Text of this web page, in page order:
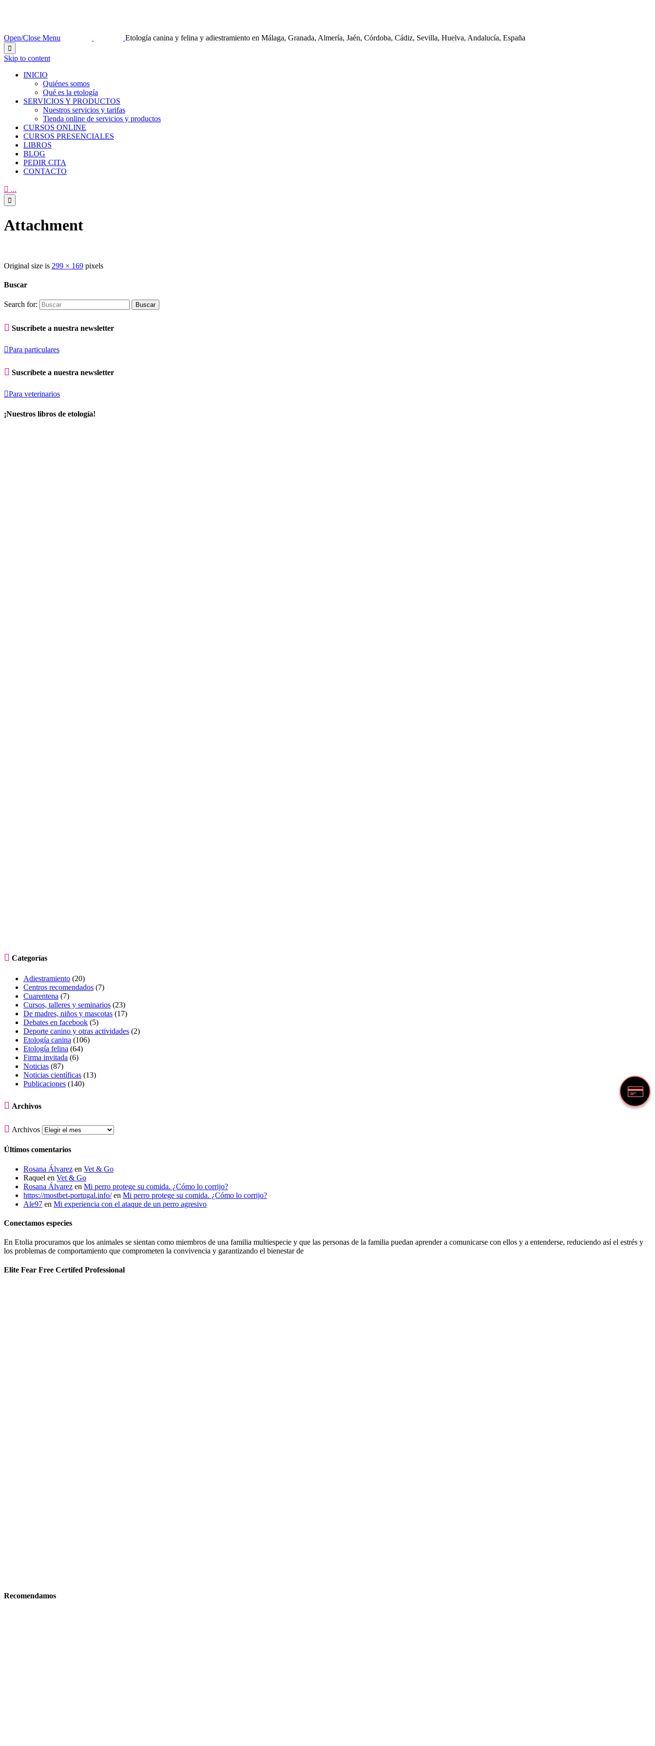
Open/Close Menu Etología canina y felina y adiestramiento en Málaga, Granada, Almería, Jaén, Córdoba, Cádiz, Sevilla, Huelva, Andalucía, España

Skip to content
INICIO
Quiénes somos
Qué es la etología
SERVICIOS Y PRODUCTOS
Nuestros servicios y tarifas
Tienda online de servicios y productos
CURSOS ONLINE
CURSOS PRESENCIALES
LIBROS
BLOG
PEDIR CITA
CONTACTO
 ...

Attachment
Original size is 299 × 169 pixels
Buscar
Search for:
 Suscríbete a nuestra newsletter
Para particulares
 Suscríbete a nuestra newsletter
Para veterinarios
¡Nuestros libros de etología!
 Categorías
Adiestramiento (20)
Centros recomendados (7)
Cuarentena (7)
Cursos, talleres y seminarios (23)
De madres, niños y mascotas (17)
Debates en facebook (5)
Deporte canino y otras actividades (2)
Etología canina (106)
Etología felina (64)
Firma invitada (6)
Noticias (87)
Noticias científicas (13)
Publicaciones (140)
 Archivos
 Archivos
Últimos comentarios
Rosana Álvarez en Vet & Go
Raquel en Vet & Go
Rosana Álvarez en Mi perro protege su comida. ¿Cómo lo corrijo?
https://mostbet-portugal.info/en Mi perro protege su comida. ¿Cómo lo corrijo?
Ale97 en Mi experiencia con el ataque de un perro agresivo
Conectamos especies
En Etolia procuramos que los animales se sientan como miembros de una familia multiespecie y que las personas de la familia puedan aprender a comunicarse con ellos y a entenderse, reduciendo así el estrés y
los problemas de comportamiento que comprometen la convivencia y garantizando el bienestar de
Elite Fear Free Certifed Professional
Recomendamos